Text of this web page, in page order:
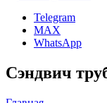
Telegram
MAX
WhatsApp
Сэндвич